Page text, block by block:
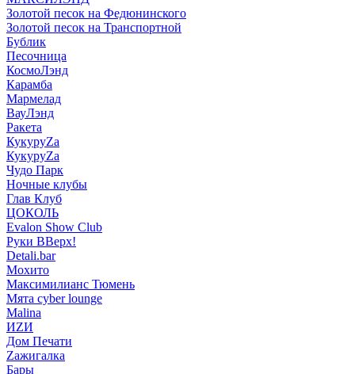
Золотой песок на Федюнинского
Золотой песок на Транспортной
Бублик
Песочница
КосмоЛэнд
Карамба
Мармелад
ВауЛэнд
Ракета
КукуруZа
КукуруZа
Чудо Парк
Ночные клубы
Глав Клуб
ЦОКОЛЬ
Evalon Show Club
Руки ВВерх!
Detali.bar
Мохито
Максимилианс Тюмень
Мята cyber lounge
Malina
ИZИ
Дом Печати
Zажигалка
Бары